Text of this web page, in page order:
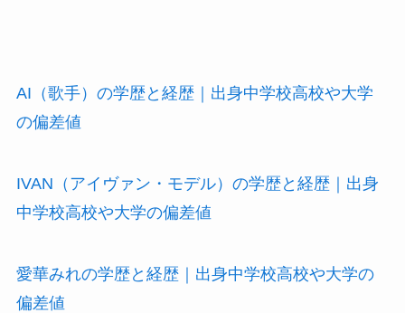
AI（歌手）の学歴と経歴｜出身中学校高校や大学
の偏差値
IVAN（アイヴァン・モデル）の学歴と経歴｜出身
中学校高校や大学の偏差値
愛華みれの学歴と経歴｜出身中学校高校や大学の
偏差値